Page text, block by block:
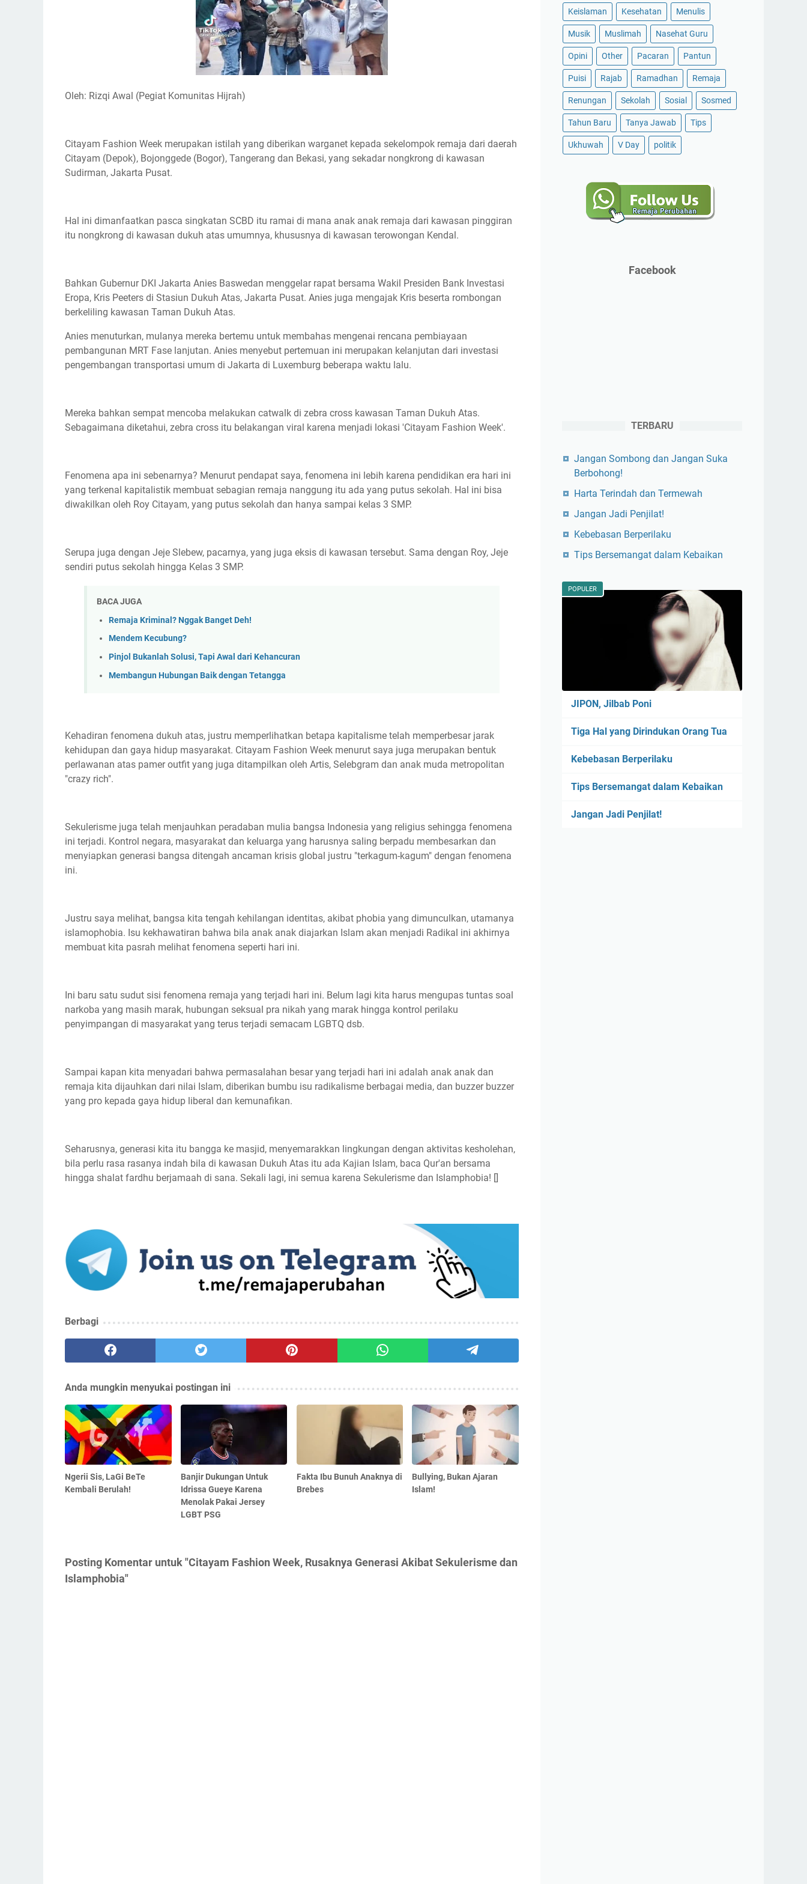
Oleh: Rizqi Awal (Pegiat Komunitas Hijrah)
Citayam Fashion Week merupakan istilah yang diberikan warganet kepada sekelompok remaja dari daerah
Citayam (Depok), Bojonggede (Bogor), Tangerang dan Bekasi, yang sekadar nongkrong di kawasan
Sudirman, Jakarta Pusat.
Hal ini dimanfaatkan pasca singkatan SCBD itu ramai di mana anak anak remaja dari kawasan pinggiran
itu nongkrong di kawasan dukuh atas umumnya, khususnya di kawasan terowongan Kendal.
Bahkan Gubernur DKI Jakarta Anies Baswedan menggelar rapat bersama Wakil Presiden Bank Investasi
Eropa, Kris Peeters di Stasiun Dukuh Atas, Jakarta Pusat. Anies juga mengajak Kris beserta rombongan
berkeliling kawasan Taman Dukuh Atas.
Anies menuturkan, mulanya mereka bertemu untuk membahas mengenai rencana pembiayaan
pembangunan MRT Fase lanjutan. Anies menyebut pertemuan ini merupakan kelanjutan dari investasi
pengembangan transportasi umum di Jakarta di Luxemburg beberapa waktu lalu.
Mereka bahkan sempat mencoba melakukan catwalk di zebra cross kawasan Taman Dukuh Atas.
Sebagaimana diketahui, zebra cross itu belakangan viral karena menjadi lokasi 'Citayam Fashion Week'.
Fenomena apa ini sebenarnya? Menurut pendapat saya, fenomena ini lebih karena pendidikan era hari ini
yang terkenal kapitalistik membuat sebagian remaja nanggung itu ada yang putus sekolah. Hal ini bisa
diwakilkan oleh Roy Citayam, yang putus sekolah dan hanya sampai kelas 3 SMP.
Serupa juga dengan Jeje Slebew, pacarnya, yang juga eksis di kawasan tersebut. Sama dengan Roy, Jeje
sendiri putus sekolah hingga Kelas 3 SMP.
BACA JUGA
Remaja Kriminal? Nggak Banget Deh!
Mendem Kecubung?
Pinjol Bukanlah Solusi, Tapi Awal dari Kehancuran
Membangun Hubungan Baik dengan Tetangga
Kehadiran fenomena dukuh atas, justru memperlihatkan betapa kapitalisme telah memperbesar jarak
kehidupan dan gaya hidup masyarakat. Citayam Fashion Week menurut saya juga merupakan bentuk
perlawanan atas pamer outfit yang juga ditampilkan oleh Artis, Selebgram dan anak muda metropolitan
"crazy rich".
Sekulerisme juga telah menjauhkan peradaban mulia bangsa Indonesia yang religius sehingga fenomena
ini terjadi. Kontrol negara, masyarakat dan keluarga yang harusnya saling berpadu membesarkan dan
menyiapkan generasi bangsa ditengah ancaman krisis global justru "terkagum-kagum" dengan fenomena
ini.
Justru saya melihat, bangsa kita tengah kehilangan identitas, akibat phobia yang dimunculkan, utamanya
islamophobia. Isu kekhawatiran bahwa bila anak anak diajarkan Islam akan menjadi Radikal ini akhirnya
membuat kita pasrah melihat fenomena seperti hari ini.
Ini baru satu sudut sisi fenomena remaja yang terjadi hari ini. Belum lagi kita harus mengupas tuntas soal
narkoba yang masih marak, hubungan seksual pra nikah yang marak hingga kontrol perilaku
penyimpangan di masyarakat yang terus terjadi semacam LGBTQ dsb.
Sampai kapan kita menyadari bahwa permasalahan besar yang terjadi hari ini adalah anak anak dan
remaja kita dijauhkan dari nilai Islam, diberikan bumbu isu radikalisme berbagai media, dan buzzer buzzer
yang pro kepada gaya hidup liberal dan kemunafikan.
Seharusnya, generasi kita itu bangga ke masjid, menyemarakkan lingkungan dengan aktivitas kesholehan,
bila perlu rasa rasanya indah bila di kawasan Dukuh Atas itu ada Kajian Islam, baca Qur'an bersama
hingga shalat fardhu berjamaah di sana. Sekali lagi, ini semua karena Sekulerisme dan Islamphobia! []
Berbagi
Anda mungkin menyukai postingan ini
Ngerii Sis, LaGi BeTe
Kembali Berulah!
Banjir Dukungan Untuk
Idrissa Gueye Karena
Menolak Pakai Jersey
LGBT PSG
Fakta Ibu Bunuh Anaknya di
Brebes
Bullying, Bukan Ajaran
Islam!
Posting Komentar untuk "Citayam Fashion Week, Rusaknya Generasi Akibat Sekulerisme dan
Islamphobia"
Keislaman Kesehatan Menulis
Musik Muslimah Nasehat Guru
Opini Other Pacaran Pantun
Puisi Rajab Ramadhan Remaja
Renungan Sekolah Sosial Sosmed
Tahun Baru Tanya Jawab Tips
Ukhuwah V Day politik
Facebook
TERBARU
Jangan Sombong dan Jangan Suka
Berbohong!
Harta Terindah dan Termewah
Jangan Jadi Penjilat!
Kebebasan Berperilaku
Tips Bersemangat dalam Kebaikan
POPULER
JIPON, Jilbab Poni
Tiga Hal yang Dirindukan Orang Tua
Kebebasan Berperilaku
Tips Bersemangat dalam Kebaikan
Jangan Jadi Penjilat!